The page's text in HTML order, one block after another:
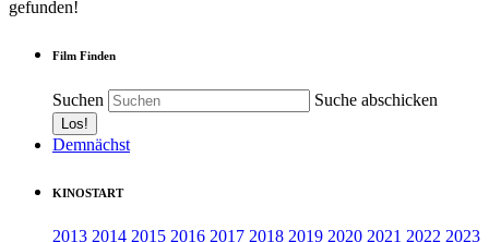
gefunden!
Film Finden
Suchen Suche abschicken
Demnächst
KINOSTART
2013 2014 2015 2016 2017 2018 2019 2020 2021 2022 2023